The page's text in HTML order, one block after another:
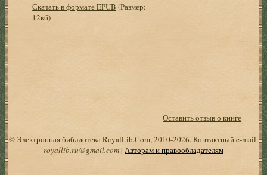
Скачать в формате EPUB (Размер:
12кб)
Оставить отзыв о книге
© Электронная библиотека RoyalLib.Com, 2010-2026. Контактный e-mail:
royallib.ru@gmail.com| Авторам и правообладателям